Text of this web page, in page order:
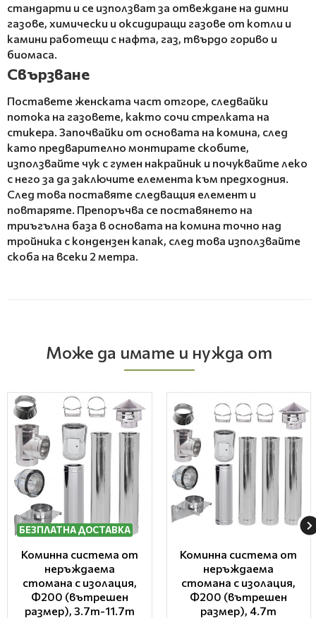
Може да имате и нужда от
БЕЗПЛАТНА ДОСТАВКА
Коминна система от
неръждаема
стомана с изолация,
Ф200 (вътрешен
размер), 3.7m-11.7m
Коминна система от
неръждаема
стомана с изолация,
Ф200 (вътрешен
размер), 4.7m
стандарти и се използват за отвеждане на димни
газове, химически и оксидиращи газове от котли и
камини работещи с нафта, газ, твърдо гориво и
биомаса.
Свързване
Поставете женската част отгоре, следвайки
потока на газовете, както сочи стрелката на
стикера. Започвайки от основата на комина, след
като предварително монтирате скобите,
използвайте чук с гумен накрайник и почуквайте леко
с него за да заключите елемента към предходния.
След това поставяте следващия елемент и
повтаряте. Препоръчва се поставянето на
триъгълна база в основата на комина точно над
тройника с кондензен капак, след това използвайте
скоба на всеки 2 метра.